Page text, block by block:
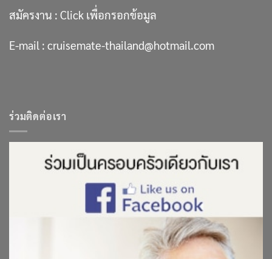
สมัครงาน : Click เพื่อกรอกข้อมูล
E-mail : cruisemate-thailand@hotmail.com
ร่วมติดต่อเรา